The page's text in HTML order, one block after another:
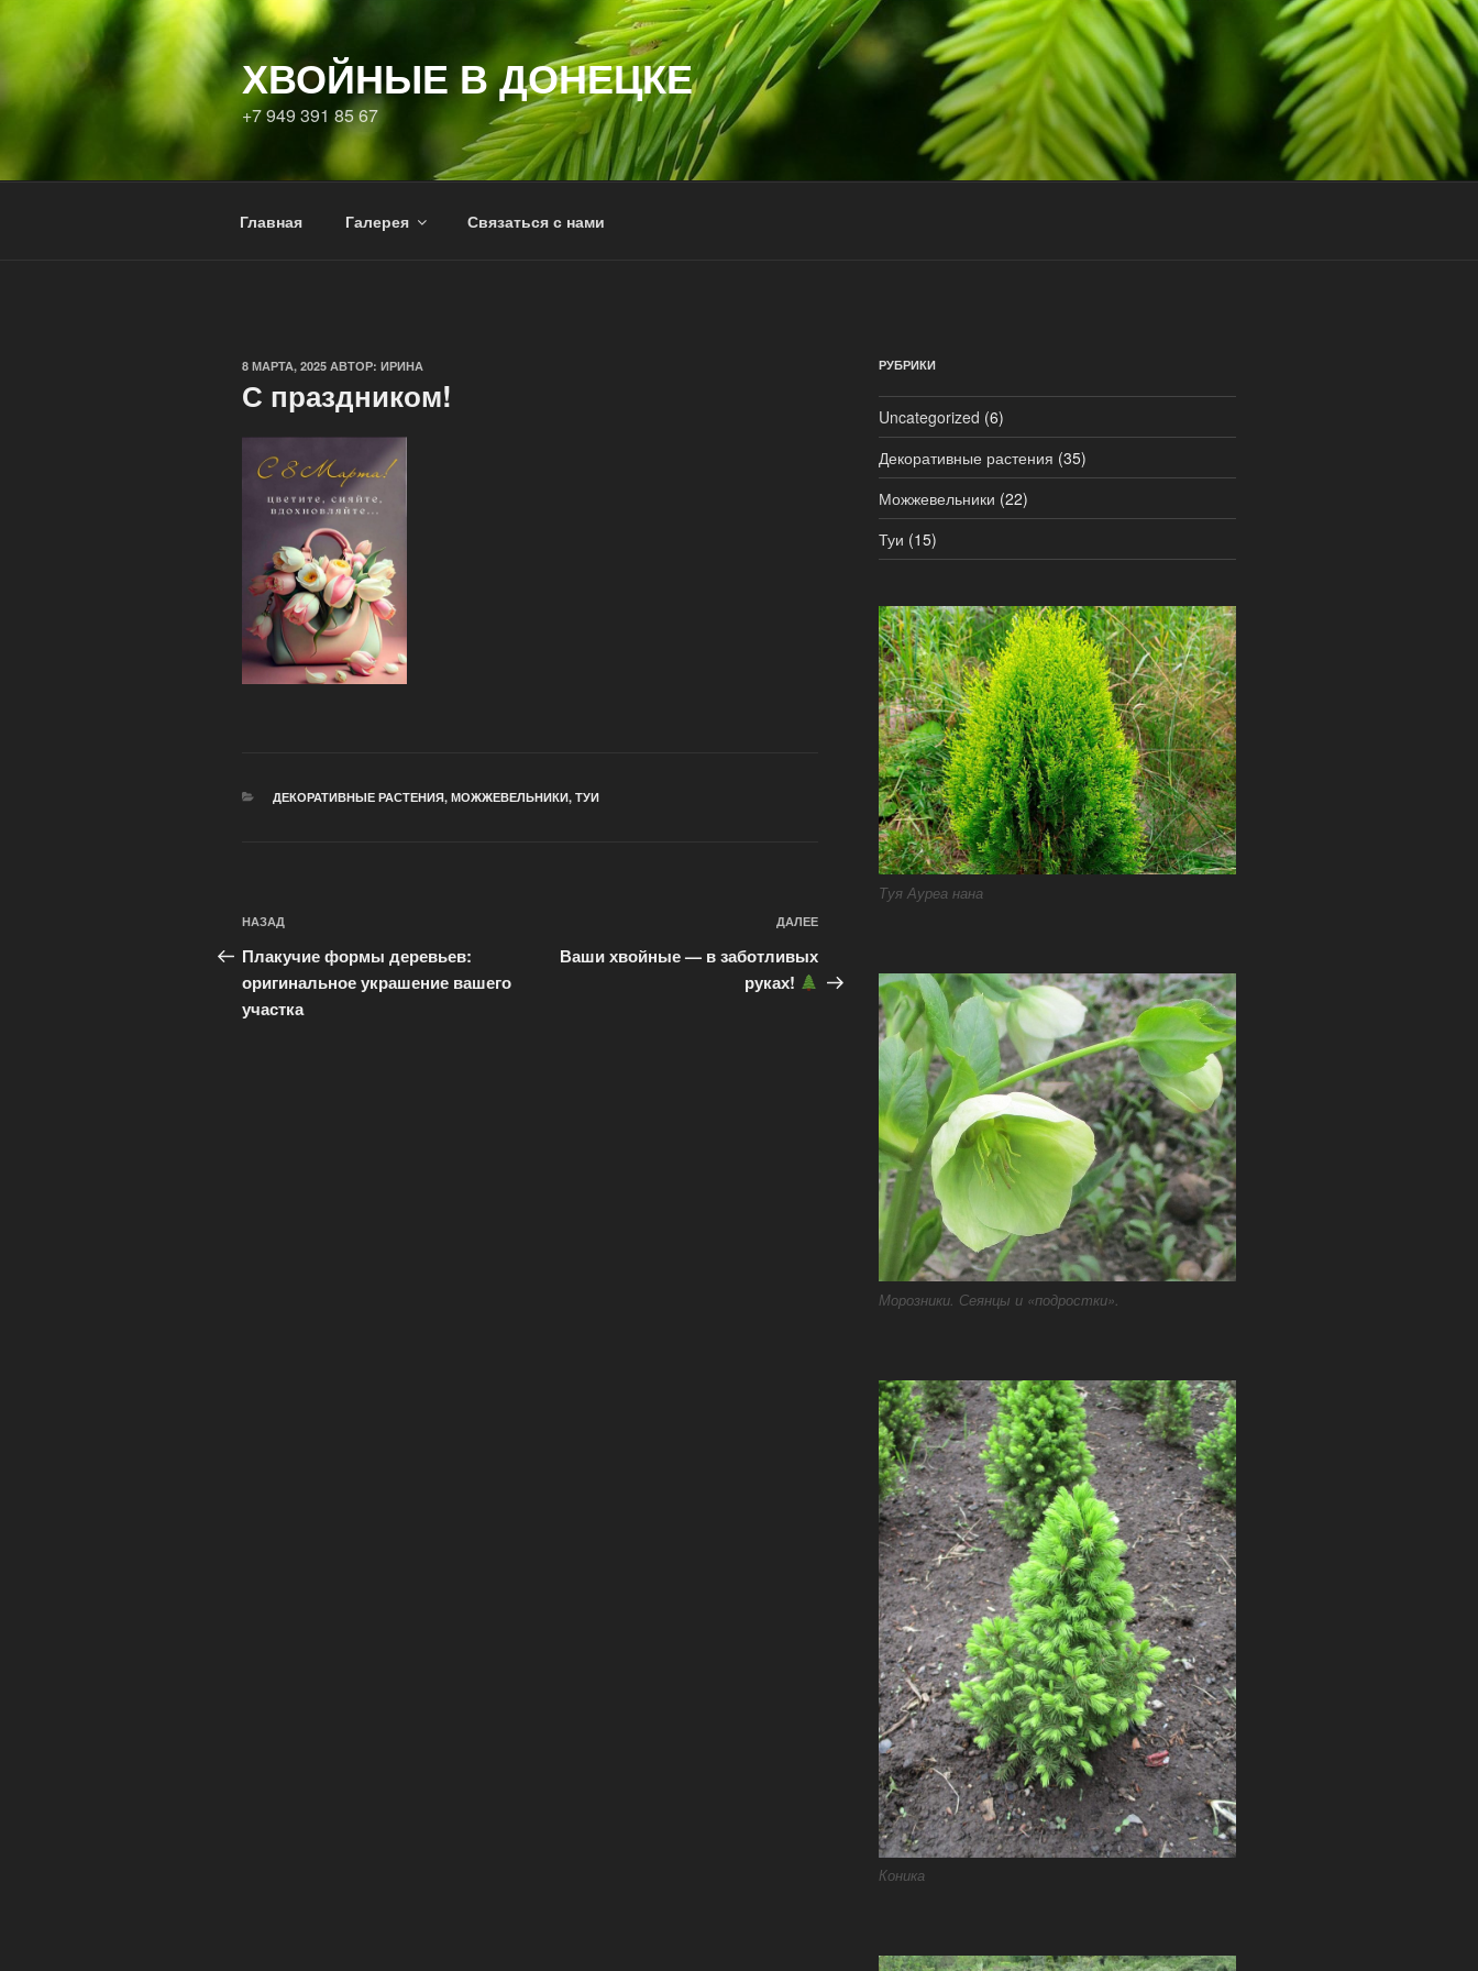
Перейти
содержимому
ХВОЙНЫЕ В ДОНЕЦКЕ
+7 949 391 85 67
Главная Галерея Связаться с нами
ОПУБЛИКОВАНО
8 МАРТА, 2025 АВТОР: ИРИНА
С праздником!
РУБРИКИ
ДЕКОРАТИВНЫЕ РАСТЕНИЯ, МОЖЖЕВЕЛЬНИКИ, ТУИ
Навигация
по
записям
Предыдущая
запись:
НАЗАД
Плакучие формы деревьев:
оригинальное украшение вашего
участка
Следующая
запись
ДАЛЕЕ
Ваши хвойные — в заботливых
руках!
РУБРИКИ
Uncategorized (6)
Декоративные растения (35)
Можжевельники (22)
Туи (15)
Туя Ауреа нана
Морозники. Сеянцы и «подростки».
Коника